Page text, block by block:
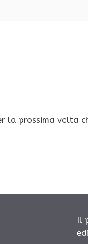
la prossima volta
Il